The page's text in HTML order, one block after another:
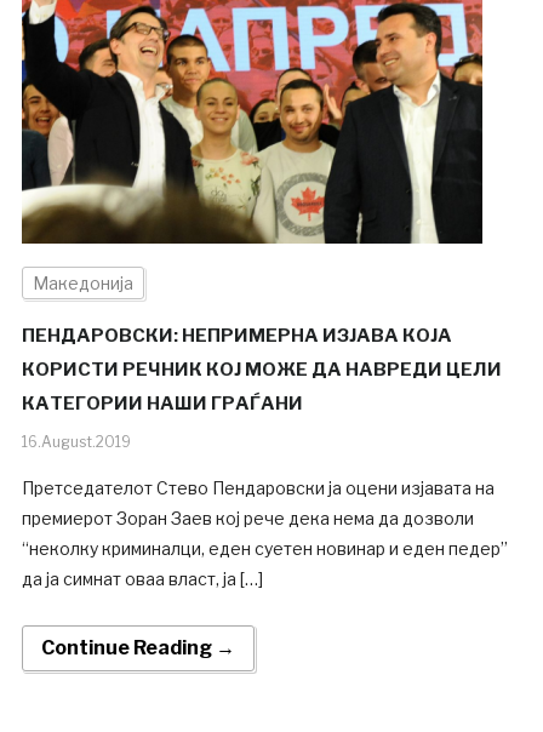
Македонија
ПЕНДАРОВСКИ: НЕПРИМЕРНА ИЗЈАВА КОЈА
КОРИСТИ РЕЧНИК КОЈ МОЖЕ ДА НАВРЕДИ ЦЕЛИ
КАТЕГОРИИ НАШИ ГРАЃАНИ
16.August.2019
Претседателот Стево Пендаровски ја оцени изјавата на
премиерот Зоран Заев кој рече дека нема да дозволи
“неколку криминалци, еден суетен новинар и еден педер”
да ја симнат оваа власт, ја […]
Continue Reading →